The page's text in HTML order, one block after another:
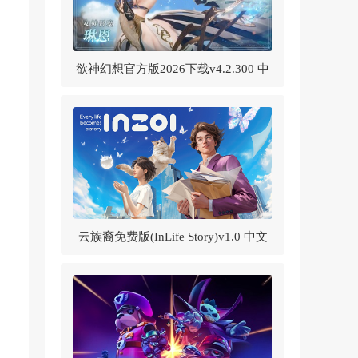
欲神幻想官方版2026下载v4.2.300 中
文版
云族裔免费版(InLife Story)v1.0 中文
版